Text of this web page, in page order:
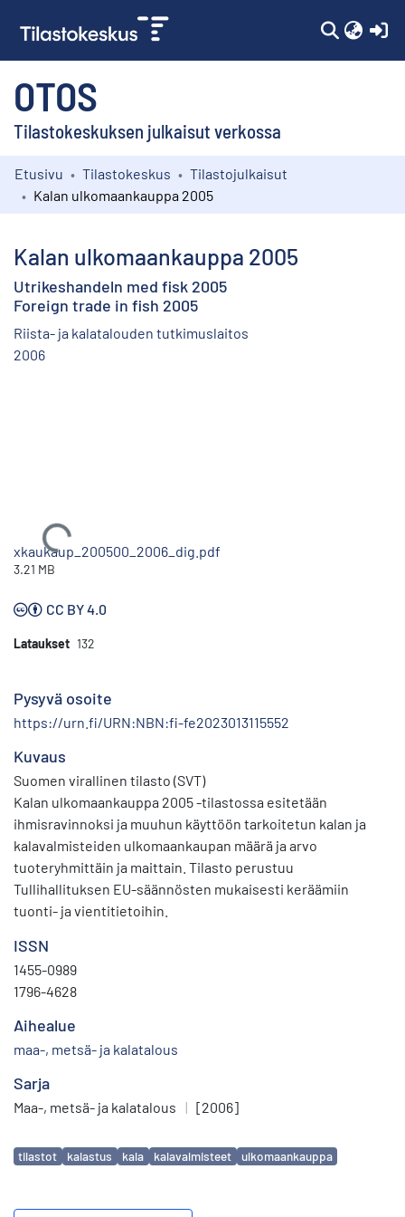
OTOS
Tilastokeskuksen julkaisut verkossa
Kokoelmat
Etusivu Tilastokeskus
Tilastojulkaisut
Kalan ulkomaankauppa 2005
Kalan ulkomaankauppa 2005
Utrikeshandeln med fisk 2005
Foreign trade in fish 2005
Riista- ja kalatalouden tutkimuslaitos
2006
Ladataan...
xkaukaup_200500_2006_dig.pdf
3.21 MB
CC BY 4.0
Lataukset 132
Pysyvä osoite
https://urn.fi/URN:NBN:fi-fe2023013115552
Kuvaus
Suomen virallinen tilasto (SVT)
Kalan ulkomaankauppa 2005 -tilastossa esitetään
ihmisravinnoksi ja muuhun käyttöön tarkoitetun kalan ja
kalavalmisteiden ulkomaankaupan määrä ja arvo
tuoteryhmittäin ja maittain. Tilasto perustuu
Tullihallituksen EU-säännösten mukaisesti keräämiin
tuonti- ja vientitietoihin.
ISSN
1455-0989
1796-4628
Aihealue
maa-, metsä- ja kalatalous
Sarja
Maa-, metsä- ja kalatalous | [2006]
Avainsanat
tilastot kalastus kala kalavalmisteet ulkomaankauppa